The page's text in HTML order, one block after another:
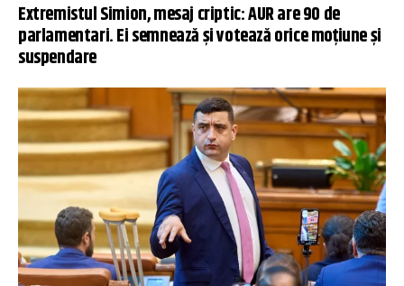
Extremistul Simion, mesaj criptic: AUR are 90 de
parlamentari. Ei semnează și votează orice moțiune și
suspendare